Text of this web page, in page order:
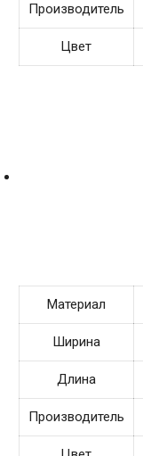
Производитель
Цвет
Материал
Ширина
Длина
Производитель